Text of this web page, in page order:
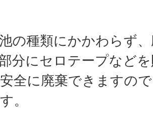
の種類にかかわらず
分にセロテープなど
全に廃棄できますの
。